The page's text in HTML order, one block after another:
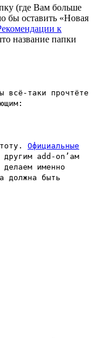
(где Вам больше
бы оставить «Новая
к
название папки
всё-таки прочтёте
Официальные
add-on’ам
именно
должна быть